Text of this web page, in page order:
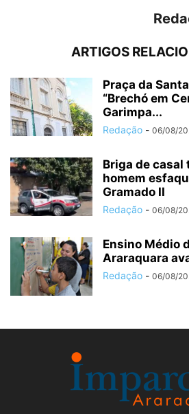
ARTIGOS
Praça da
“Brechó em
Garimpa...
Redação - 06/08/
Briga de casal
homem
Gramado II
Redação - 06/08/
Ensino Médio
Araraquara
Redação - 06/08/